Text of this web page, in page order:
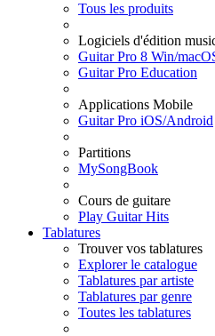
Tous les produits
Logiciels d'édition
Guitar Pro 8 Win/
Guitar Pro Education
Applications Mobile
Guitar Pro iOS/Android
Partitions
MySongBook
Cours de guitare
Play Guitar Hits
Tablatures
Trouver vos tablatures
Explorer le catalogue
Tablatures par artiste
Tablatures par genre
Toutes les tablatures